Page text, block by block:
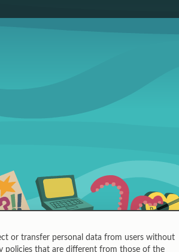
or transfer personal data from users without
policies that are different from those of the